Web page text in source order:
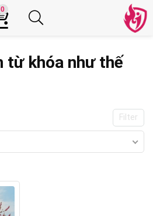
0
từ khóa như thế
Filter